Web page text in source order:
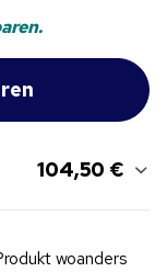
104,50 €
woanders